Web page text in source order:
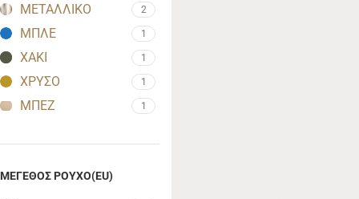
ΜΕΤΑΛΛΙΚΟ 2
ΜΠΛΕ 1
ΧΑΚΙ 1
ΧΡΥΣΟ 1
ΜΠΕΖ 1
ΜΈΓΕΘΟΣ ΡΟΎΧΟ(EU)